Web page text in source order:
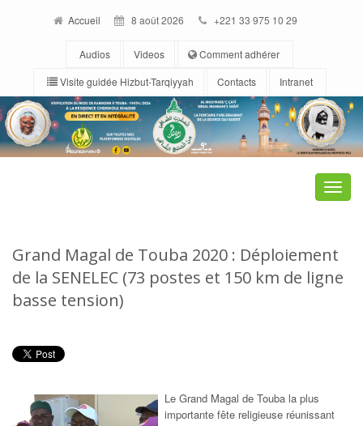
Accueil 8 août 2026 +221 33 975 10 29
Audios Videos
Comment adhérer
Visite guidée Hizbut-Tarqiyyah
Contacts Intranet
Toggle
Grand Magal de Touba 2020 : Déploiement
de la SENELEC (73 postes et 150 km de ligne
basse tension)
Le Grand Magal de Touba la plus
importante fête religieuse réunissant